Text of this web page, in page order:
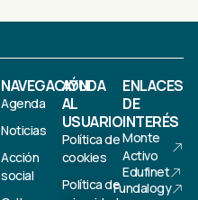
NAVEGACIÓN
Agenda
Noticias
Acción
social
AYUDA
AL
USUARIO
Política de
cookies
Política de
ENLACES
DE
INTERÉS
Monte
Activo
Edufinet
Fundalogy